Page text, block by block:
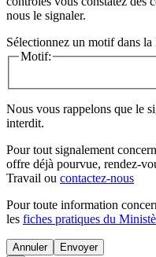
nous le signaler.
Sélectionnez un motif dans la
Motif:
Nous vous rappelons que le
interdit.
Pour tout signalement
offre déjà pourvue, rendez-
Travail ou contactez-nous
Pour toute information
les fiches pratiques du
Annuler